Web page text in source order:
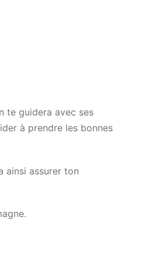
te guidera avec ses
à prendre les bonnes
ainsi assurer ton